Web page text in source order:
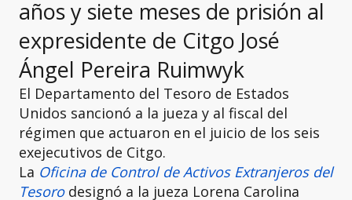
años y siete meses de prisión al
expresidente de Citgo José
Ángel Pereira Ruimwyk
El Departamento del Tesoro de Estados
Unidos sancionó a la jueza y al fiscal del
régimen que actuaron en el juicio de los seis
exejecutivos de Citgo.
La Oficina de Control de Activos Extranjeros del
Tesorodesignó a la jueza Lorena Carolina